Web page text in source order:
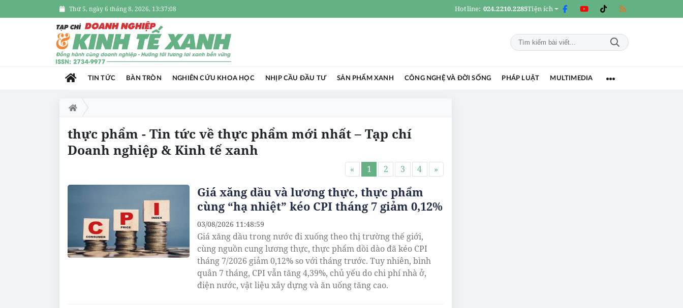
Thứ 5, ngày 6 tháng 8, 2026, 13:37:09 Hotline: 024.2210.2285Tiện ích
TIN TỨC BÀN TRÒN NGHIÊN CỨU KHOA HỌC NHỊP CẦU ĐẦU TƯ SẢN PHẨM XANH CÔNG NGHỆ VÀ ĐỜI SỐNG PHÁP LUẬT MULTIMEDIA
thực phẩm - Tin tức về thực phẩm mới nhất – Tạp chí
Doanh nghiệp & Kinh tế xanh
« 1 2 3 4 »
Giá xăng dầu và lương thực, thực phẩm
cùng “hạ nhiệt” kéo CPI tháng 7 giảm 0,12%
Giá xăng dầu trong nước đi xuống theo thị trường thế giới,
cùng nguồn cung lương thực, thực phẩm dồi dào đã kéo CPI
tháng 7/2026 giảm 0,12% so với tháng trước. Tuy nhiên, bình
quân 7 tháng, CPI vẫn tăng 4,39%, chủ yếu do chi phí nhà ở,
điện nước, vật liệu xây dựng và ăn uống tăng cao.
03/08/2026 11:48:59